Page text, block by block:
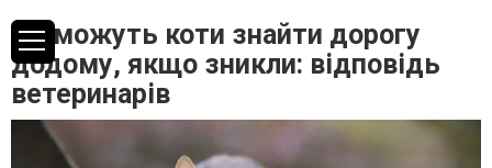
Чи можуть коти знайти дорогу
додому, якщо зникли: відповідь
ветеринарів